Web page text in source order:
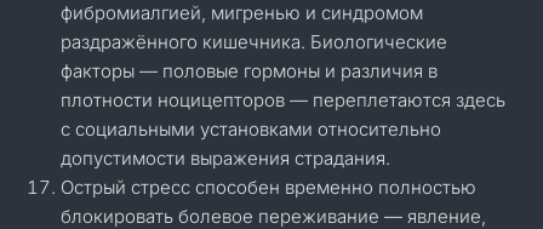
фибромиалгией, мигренью и синдромом
раздражённого кишечника. Биологические
факторы — половые гормоны и различия в
плотности ноцицепторов — переплетаются здесь
с социальными установками относительно
допустимости выражения страдания.
Острый стресс способен временно полностью
блокировать болевое переживание — явление,